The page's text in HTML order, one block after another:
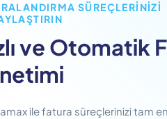
SÜREÇLERINIZI
ve Otomatik
ile fatura süreçlerinizi tam